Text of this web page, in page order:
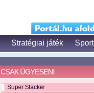
Stratégiai játék
CSAK ÜGYESEN!
Super Stacker